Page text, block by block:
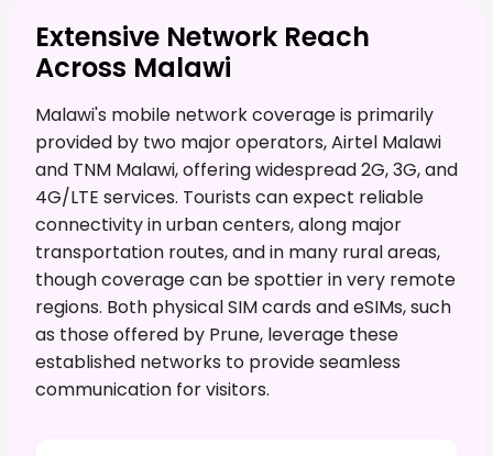
Extensive Network Reach
Across Malawi
Malawi's mobile network coverage is primarily
provided by two major operators, Airtel Malawi
and TNM Malawi, offering widespread 2G, 3G, and
4G/LTE services. Tourists can expect reliable
connectivity in urban centers, along major
transportation routes, and in many rural areas,
though coverage can be spottier in very remote
regions. Both physical SIM cards and eSIMs, such
as those offered by Prune, leverage these
established networks to provide seamless
communication for visitors.